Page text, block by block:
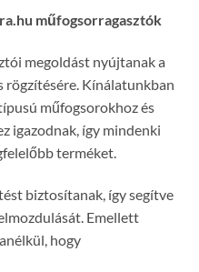
műfogsorragasztók
megoldást nyújtanak a
rögzítésére. Kínálatunkban
műfogsorokhoz és
igazodnak, így mindenki
terméket.
biztosítanak, így segítve
Emellett
hogy